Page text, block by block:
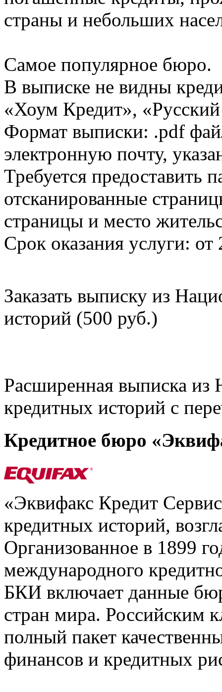
страны и небольших
Самое популярное бюро.
В выписке не видны
«Хоум Кредит»,
Формат выписки: .pdf
электронную почту,
Требуется предоставить
отсканированные
страницы и место
Срок оказания услуги: от
Заказать выписку из
историй (500 руб.)
Расширенная выписка из
кредитных историй с
Кредитное бюро
«Эквифакс Кредит
кредитных историй,
Организованное в 1899
международного
БКИ включает данные
стран мира. Российским
полный пакет
финансов и кредитных